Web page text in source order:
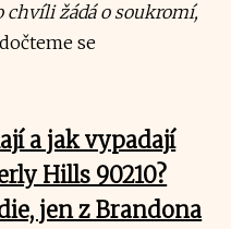
chvíli žádá o soukromí,
dočteme se
a jak vypadají
Hills 90210?
jen z Brandona